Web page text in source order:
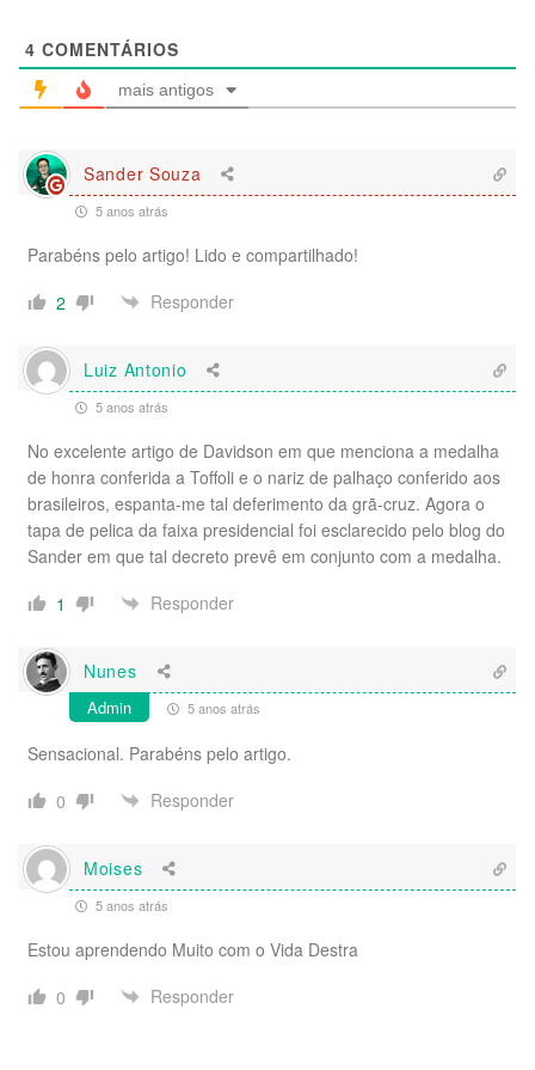
4 COMENTÁRIOS
mais antigos
Sander Souza
5 anos atrás
Parabéns pelo artigo! Lido e compartilhado!
2
Responder
Luiz Antonio
5 anos atrás
No excelente artigo de Davidson em que menciona a medalha
de honra conferida a Toffoli e o nariz de palhaço conferido aos
brasileiros, espanta-me tal deferimento da grã-cruz. Agora o
tapa de pelica da faixa presidencial foi esclarecido pelo blog do
Sander em que tal decreto prevê em conjunto com a medalha.
1
Responder
Nunes
Admin 5 anos atrás
Sensacional. Parabéns pelo artigo.
0
Responder
Moises
5 anos atrás
Estou aprendendo Muito com o Vida Destra
0
Responder